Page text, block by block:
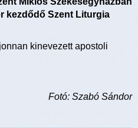
kezdődő Szent Liturgia
kinevezett apostoli
Fotó: Szabó Sándor